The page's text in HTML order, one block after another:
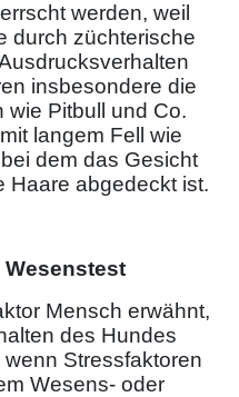
werden, weil
durch züchterische
insbesondere die
Pitbull und Co.
langem Fell wie
dem das Gesicht
Haare abgedeckt ist.
Mensch erwähnt,
des Hundes
Stressfaktoren
Wesens- oder